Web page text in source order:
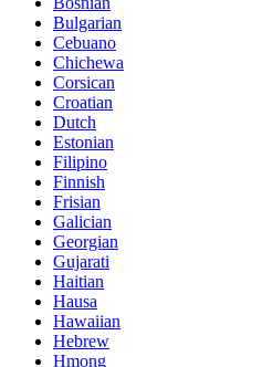
Bulgarian
Cebuano
Chichewa
Corsican
Croatian
Dutch
Estonian
Filipino
Finnish
Frisian
Galician
Georgian
Gujarati
Haitian
Hausa
Hawaiian
Hebrew
Hmong